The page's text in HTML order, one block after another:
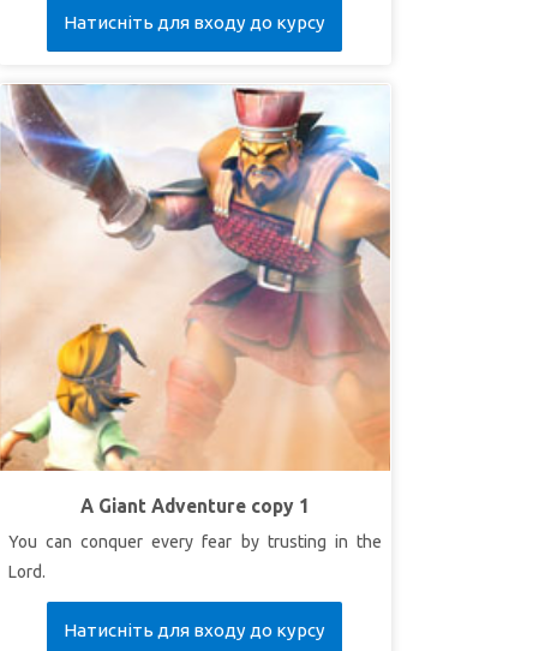
Натисніть для входу до курсу
A Giant Adventure copy 1
You can conquer every fear by trusting in the
Lord.
Натисніть для входу до курсу